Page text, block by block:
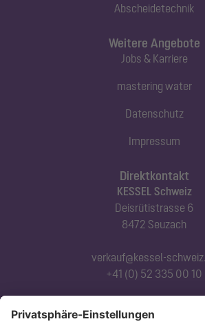
Abscheidetechnik
Direktkontakt
KESSEL Schweiz
Deisrütistrasse 6
8472 Seuzach
verkauf@kessel-
+41 (0) 52 335 00 10
Abonnieren Sie unseren
Weitere Angebote
Jobs & Karriere
mastering water
Datenschutz
Impressum